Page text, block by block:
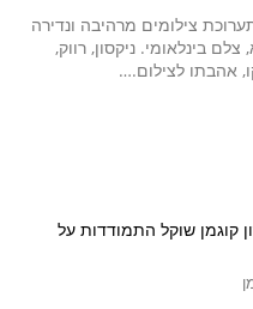
1830, תתקיים תערוכת צילומים מרהיבה ונדירה
כפר סבא, צלם בינלאומי. ניקסון, רווק,